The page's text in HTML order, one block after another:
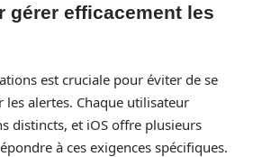
gérer efficacement les
est cruciale pour éviter de se
les alertes. Chaque utilisateur
distincts, et iOS offre plusieurs
à ces exigences spécifiques.